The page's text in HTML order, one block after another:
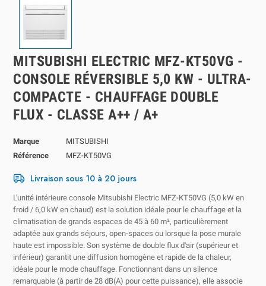
MITSUBISHI ELECTRIC MFZ-KT50VG -
CONSOLE RÉVERSIBLE 5,0 KW - ULTRA-
COMPACTE - CHAUFFAGE DOUBLE
FLUX - CLASSE A++ / A+
Marque
MITSUBISHI
Référence
MFZ-KT50VG
Livraison sous 10 à 20 jours
L'unité intérieure console Mitsubishi Electric MFZ-KT50VG (5,0 kW en
froid / 6,0 kW en chaud) est la solution idéale pour le chauffage et la
climatisation de grands espaces de 45 à 60 m², particulièrement
adaptée aux grands séjours, open-spaces ou lorsque la pose murale
haute est impossible. Son système de double flux d'air (supérieur et
inférieur) garantit une diffusion homogène et rapide de la chaleur,
idéale pour le mode chauffage. Fonctionnant dans un silence
remarquable (à partir de 28 dB(A) pour cette puissance), elle associe